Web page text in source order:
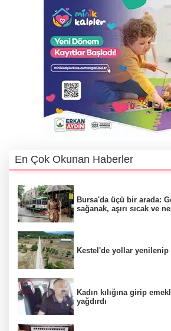
En Çok Okunan Haberler
Bursa'da üçü bir arada:
sağanak, aşırı sıcak ve
Kestel'de yollar
Kadın kılığına girip
yağdırdı